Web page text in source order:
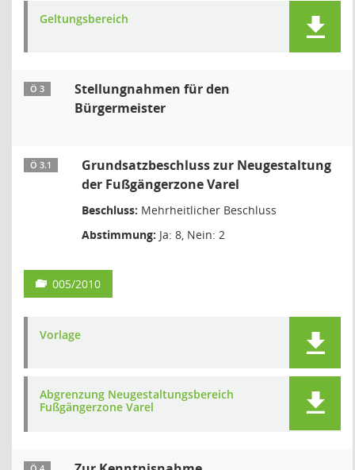
Geltungsbereich
Ö 3
Stellungnahmen für den
Bürgermeister
Ö 3.1
Grundsatzbeschluss zur Neugestaltung
der Fußgängerzone Varel
Beschluss: Mehrheitlicher Beschluss
Abstimmung: Ja: 8, Nein: 2
005/2010
Vorlage
Abgrenzung Neugestaltungsbereich
Fußgängerzone Varel